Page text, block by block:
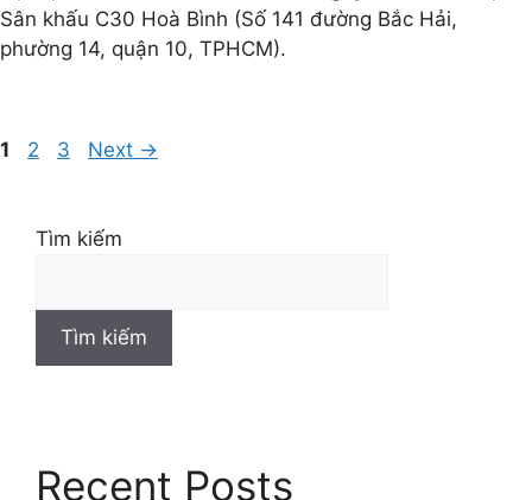
Sân khấu C30 Hoà Bình (Số 141 đường Bắc Hải,
phường 14, quận 10, TPHCM).
1 2 3 Next →
Tìm kiếm
Tìm kiếm
Recent Posts